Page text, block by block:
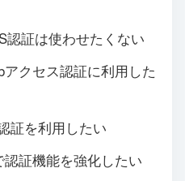
認証は使わせたくない
クセス認証に利用した
証を利用したい
証機能を強化したい